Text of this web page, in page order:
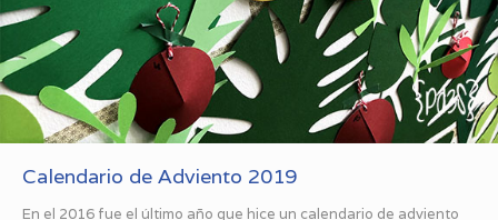
Calendario de Adviento 2019
En el 2016 fue el último año que hice un calendario de adviento